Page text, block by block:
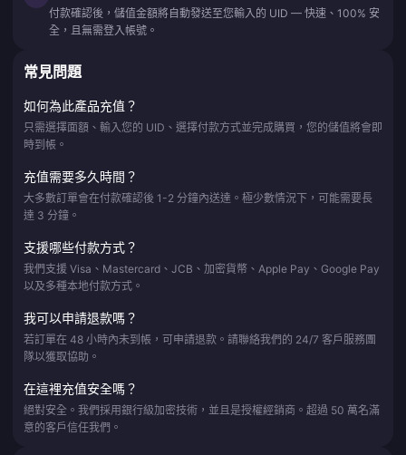
付款確認後，儲值金額將自動發送至您輸入的 UID — 快速、100% 安
全，且無需登入帳號。
常見問題
如何為此產品充值？
只需選擇面額、輸入您的 UID、選擇付款方式並完成購買，您的儲值將會即
時到帳。
充值需要多久時間？
大多數訂單會在付款確認後 1-2 分鐘內送達。極少數情況下，可能需要長
達 3 分鐘。
支援哪些付款方式？
我們支援 Visa、Mastercard、JCB、加密貨幣、Apple Pay、Google Pay
以及多種本地付款方式。
我可以申請退款嗎？
若訂單在 48 小時內未到帳，可申請退款。請聯絡我們的 24/7 客戶服務團
隊以獲取協助。
在這裡充值安全嗎？
絕對安全。我們採用銀行級加密技術，並且是授權經銷商。超過 50 萬名滿
意的客戶信任我們。